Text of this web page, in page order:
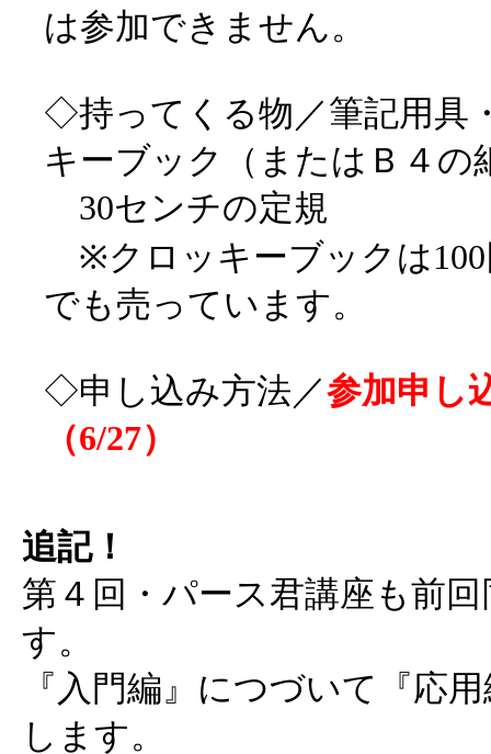
は参加できません。
◇持ってくる物／筆記用具
キーブック（またはＢ４の
30センチの定規
※クロッキーブックは
でも売っています。
◇申し込み方法／参加申し
（6/27）
追記！
第４回・パース君講座も前
す。
『入門編』につづいて『応
します。